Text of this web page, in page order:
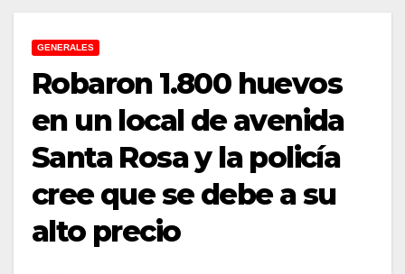
GENERALES
Robaron 1.800 huevos
en un local de avenida
Santa Rosa y la policía
cree que se debe a su
alto precio